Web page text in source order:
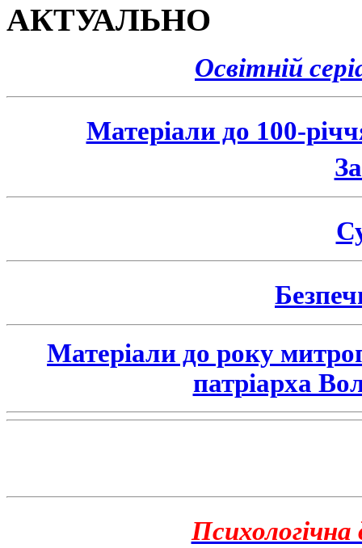
АКТУАЛЬНО
Освітній
Матеріали до 100-
Матеріали до року
патріарха
Психологічна